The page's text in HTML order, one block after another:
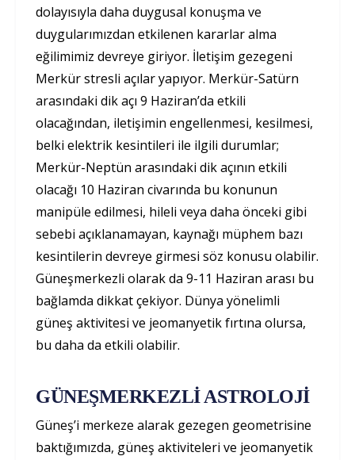
dolayısıyla daha duygusal konuşma ve
duygularımızdan etkilenen kararlar alma
eğilimimiz devreye giriyor. İletişim gezegeni
Merkür stresli açılar yapıyor. Merkür-Satürn
arasındaki dik açı 9 Haziran’da etkili
olacağından, iletişimin engellenmesi, kesilmesi,
belki elektrik kesintileri ile ilgili durumlar;
Merkür-Neptün arasındaki dik açının etkili
olacağı 10 Haziran civarında bu konunun
manipüle edilmesi, hileli veya daha önceki gibi
sebebi açıklanamayan, kaynağı müphem bazı
kesintilerin devreye girmesi söz konusu olabilir.
Güneşmerkezli olarak da 9-11 Haziran arası bu
bağlamda dikkat çekiyor. Dünya yönelimli
güneş aktivitesi ve jeomanyetik fırtına olursa,
bu daha da etkili olabilir.
GÜNEŞMERKEZLİ ASTROLOJİ
Güneş’i merkeze alarak gezegen geometrisine
baktığımızda, güneş aktiviteleri ve jeomanyetik